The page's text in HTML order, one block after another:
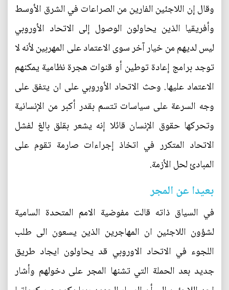
وقال إن اللاجئين الفارين من الصراعات في الشرق الأوسط
وأفريقيا الذين يحاولون الوصول إلى الاتحاد الأوروبي
ليس لديهم من خيار آخر سوى الاعتماد على المهربين لأنه لا
توجد برامج إعادة توطين أو قنوات هجرة نظامية يمكنهم
الاعتماد عليها. وحث الاتحاد الأوروبي على ان يتفق على
وجه السرعة على سياسات تتسم بقدر أكبر من الإنسانية
وتحركها حقوق الإنسان قائلا إنه يشعر بقلق بالغ لفشل
الاتحاد المتكرر في اتخاذ إجراءات صارمة تقوم على
المبادئ لحل الأزمة.
بعيدا عن المجر
في السياق ذاته قالت مفوضية الامم المتحدة السامية
لشؤون اللاجئين ان المهاجرين الذين يسعون الى طلب
اللجوء في الاتحاد الاوروبي قد يحاولون ايجاد طريق
جديد بعد الحملة التي تشنها المجر على دخولهم وأشار